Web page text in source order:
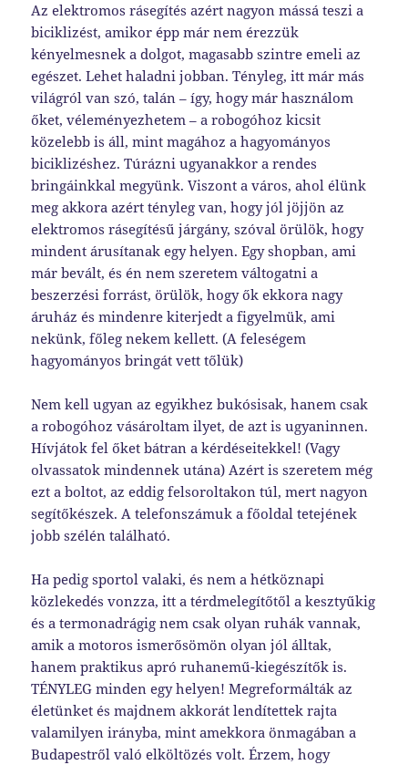
Az elektromos rásegítés azért nagyon mássá teszi a
biciklizést, amikor épp már nem érezzük
kényelmesnek a dolgot, magasabb szintre emeli az
egészet. Lehet haladni jobban. Tényleg, itt már más
világról van szó, talán – így, hogy már használom
őket, véleményezhetem – a robogóhoz kicsit
közelebb is áll, mint magához a hagyományos
biciklizéshez. Túrázni ugyanakkor a rendes
bringáinkkal megyünk. Viszont a város, ahol élünk
meg akkora azért tényleg van, hogy jól jöjjön az
elektromos rásegítésű járgány, szóval örülök, hogy
mindent árusítanak egy helyen. Egy shopban, ami
már bevált, és én nem szeretem váltogatni a
beszerzési forrást, örülök, hogy ők ekkora nagy
áruház és mindenre kiterjedt a figyelmük, ami
nekünk, főleg nekem kellett. (A feleségem
hagyományos bringát vett tőlük)
Nem kell ugyan az egyikhez bukósisak, hanem csak
a robogóhoz vásároltam ilyet, de azt is ugyaninnen.
Hívjátok fel őket bátran a kérdéseitekkel! (Vagy
olvassatok mindennek utána) Azért is szeretem még
ezt a boltot, az eddig felsoroltakon túl, mert nagyon
segítőkészek. A telefonszámuk a főoldal tetejének
jobb szélén található.
Ha pedig sportol valaki, és nem a hétköznapi
közlekedés vonzza, itt a térdmelegítőtől a kesztyűkig
és a termonadrágig nem csak olyan ruhák vannak,
amik a motoros ismerősömön olyan jól álltak,
hanem praktikus apró ruhanemű-kiegészítők is.
TÉNYLEG minden egy helyen! Megreformálták az
életünket és majdnem akkorát lendítettek rajta
valamilyen irányba, mint amekkora önmagában a
Budapestről való elköltözés volt. Érzem, hogy